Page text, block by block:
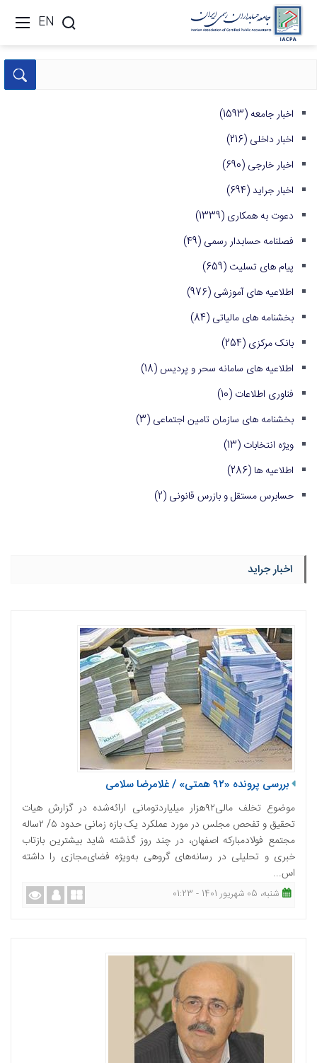
EN
اخبار جامعه (1593)
اخبار داخلی (216)
اخبار خارجی (690)
اخبار جراید(694)
دعوت به همکاری (1339)
فصلنامه حسابدار رسمی (49)
پیام های تسلیت (659)
اطلاعیه های آموزشی (976)
بخشنامه های مالیاتی (84)
بانک مرکزی (254)
اطلاعیه های سامانه سحر و پردیس (18)
فناوری اطلاعات (10)
بخشنامه های سازمان تامین اجتماعی (3)
ویژه انتخابات (13)
اطلاعیه ها (286)
حسابرس مستقل و بازرس قانونی (2)
اخبار جراید
بررسی پرونده «۹۲‌ همتی» / غلامرضا سلامی
موضوع تخلف مالی۹۲‌هزار ‌میلیارد‌تومانی ارائه‌شده در گزارش هیات
تحقیق و تفحص مجلس در مورد عملکرد یک بازه زمانی حدود ۵/ ۲ساله
مجتمع فولادمبارکه اصفهان، در چند روز گذشته شاید بیشترین بازتاب
خبری و تحلیلی در رسانه‌های گروهی به‌ویژه فضای‌مجازی را داشته
اس...
شنبه، 05 شهریور 1401 - 01:23